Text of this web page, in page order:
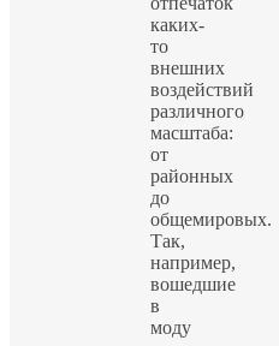
каких-
то
внешних
воздействий
различного
масштаба:
от
районных
до
общемировых.
Так,
например,
вошедшие
в
моду